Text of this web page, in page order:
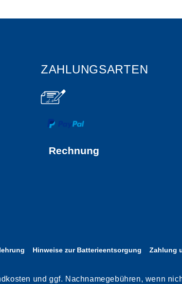
ZAHLUNGSARTEN
Rechnung
Hinweise zur Batterieentsorgung Zahlung
und ggf. Nachnamegebühren, wenn